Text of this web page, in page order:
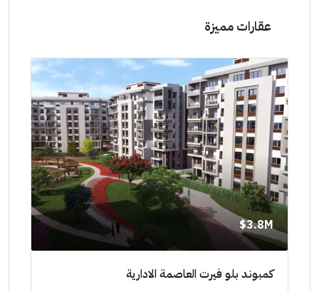
عقارات مميزة
3.8M$
كمبوند بلو فيرت العاصمة الادارية